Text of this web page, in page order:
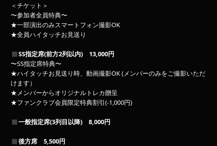
＜チケット＞
〜参加者全員特典〜
★一部演出のみスマートフォン撮影OK
★全員ハイタッチお見送り
◼SS指定席(前方2列以内) 13,000円
〜SS指定席特典〜
★ハイタッチお見送り時、動画撮影OK (メンバーのみをご撮影いただ
けます）
★メンバーからオリジナルトレカ贈呈
★ファンクラブ会員限定特典割引(-1,000円)
◼一般指定席(3列目以降) 8,000円
◼後方席 5,500円